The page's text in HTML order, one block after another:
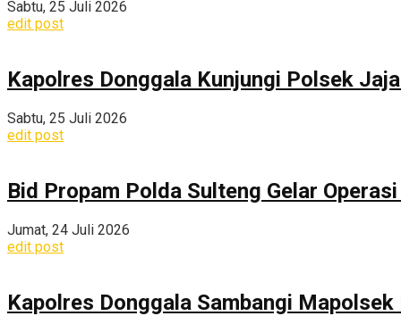
Sabtu, 25 Juli 2026
edit post
Kapolres Donggala Kunjungi Polsek
Sabtu, 25 Juli 2026
edit post
Bid Propam Polda Sulteng Gelar
Jumat, 24 Juli 2026
edit post
Kapolres Donggala Sambangi